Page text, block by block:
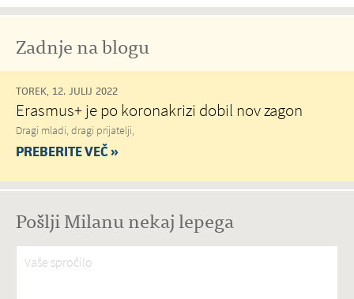
Zadnje na blogu
TOREK, 12. JULIJ 2022
Erasmus+ je po koronakrizi dobil nov zagon
Dragi mladi, dragi prijatelji,
PREBERITE VEČ »
Pošlji Milanu nekaj lepega
Vaše spročilo*